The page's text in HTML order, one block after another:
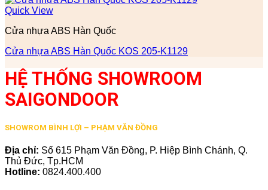
Quick View
Cửa nhựa ABS Hàn Quốc
Cửa nhựa ABS Hàn Quốc KOS 205-K1129
HỆ THỐNG SHOWROOM
SAIGONDOOR
SHOWROM BÌNH LỢI – PHẠM VĂN ĐỒNG
Địa chỉ: Số 615 Phạm Văn Đồng, P. Hiệp Bình Chánh, Q.
Thủ Đức, Tp.HCM
Hotline: 0824.400.400